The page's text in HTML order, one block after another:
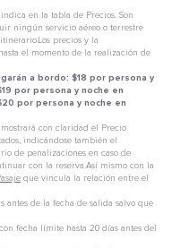
indica en la tabla de Precios. Son
ningún servicio aéreo o terrestre
precios y la
el momento de la realización de
a bordo: $18 por persona y
por persona y noche en
por persona y noche en
con claridad el Precio
indicándose también el
de penalizaciones en caso de
con la reserva.Así mismo con la
que vincula la relación entre el
antes de la fecha de salida salvo que
fecha límite hasta 20 días antes del